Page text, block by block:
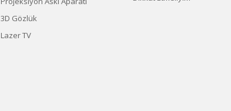
3D Gözlük
Lazer TV